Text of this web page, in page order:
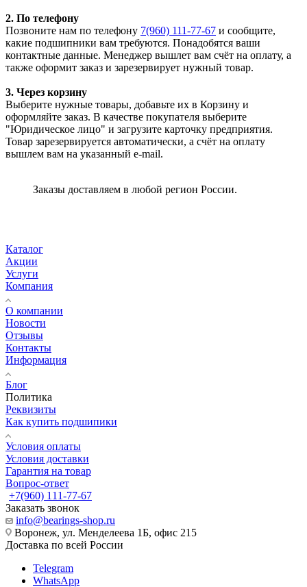
2. По телефону
Позвоните нам по телефону 7(960) 111-77-67 и сообщите,
какие подшипники вам требуются. Понадобятся ваши
контактные данные. Менеджер вышлет вам счёт на оплату, а
также оформит заказ и зарезервирует нужный товар.
3. Через корзину
Выберите нужные товары, добавьте их в Корзину и
оформляйте заказ. В качестве покупателя выберите
"Юридическое лицо" и загрузите карточку предприятия.
Товар зарезервируется автоматически, а счёт на оплату
вышлем вам на указанный e-mail.
Заказы доставляем в любой регион России.
Каталог
Акции
Услуги
Компания
О компании
Новости
Отзывы
Контакты
Информация
Блог
Политика
Реквизиты
Как купить подшипики
Условия оплаты
Условия доставки
Гарантия на товар
Вопрос-ответ
+7(960) 111-77-67
Заказать звонок
info@bearings-shop.ru
Воронеж, ул. Менделеева 1Б, офис 215
Доставка по всей России
Telegram
WhatsApp